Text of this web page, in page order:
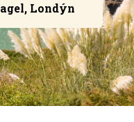
Londýn